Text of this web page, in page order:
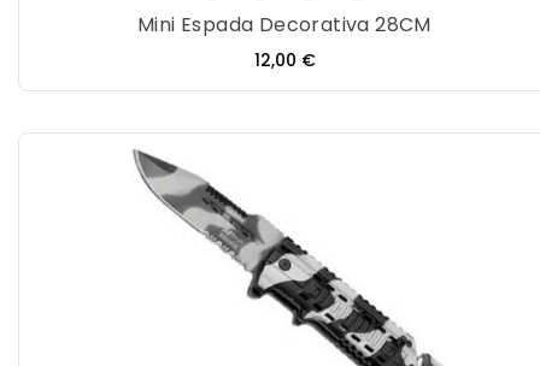
Mini Espada Decorativa 28CM
Precio
12,00 €